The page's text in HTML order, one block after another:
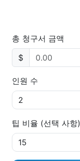
총 청구서 금액
$
인원 수
팁 비율 (선택 사항)